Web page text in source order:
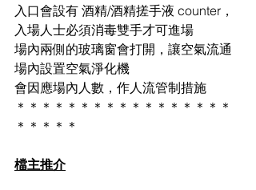
入口會設有 酒精/酒精搓手液 counter，
入場人士必須消毒雙手才可進場
場內兩側的玻璃窗會打開，讓空氣流通
場內設置空氣淨化機
會因應場內人數，作人流管制措施
＊＊＊＊＊＊＊＊＊＊＊＊＊＊＊＊＊
＊＊＊＊＊
檔主推介